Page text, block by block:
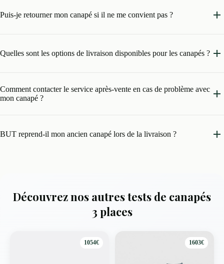
Puis-je retourner mon canapé si il ne me convient pas ?
Quelles sont les options de livraison disponibles pour les canapés ?
Comment contacter le service après-vente en cas de problème avec
mon canapé ?
BUT reprend-il mon ancien canapé lors de la livraison ?
Découvrez nos autres tests de canapés
3 places
1054€ 1603€